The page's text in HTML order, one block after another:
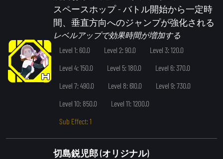
スペースホップ- バトル開始から一定時
間、垂直方向へのジャンプが強化される
レベルアップで効果時間が増加する
Level 1: 60.0
Level 2: 90.0
Level 3: 120.0
Level 4: 150.0
Level 5: 180.0
Level 6: 370.0
Level 7: 490.0
Level 8: 610.0
Level 9: 730.0
Level 10: 850.0
Level 11: 1200.0
Sub Effect: 1
切島鋭児郎 (オリジナル)